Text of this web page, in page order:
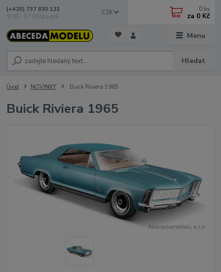
Menu
CZK
Hledat
(+420) 737 830 131
9:00 - 17:00 (po-pá)
0 ks
za 0 Kč
Úvod NOVINKY Buick Riviera 1965
Buick Riviera 1965